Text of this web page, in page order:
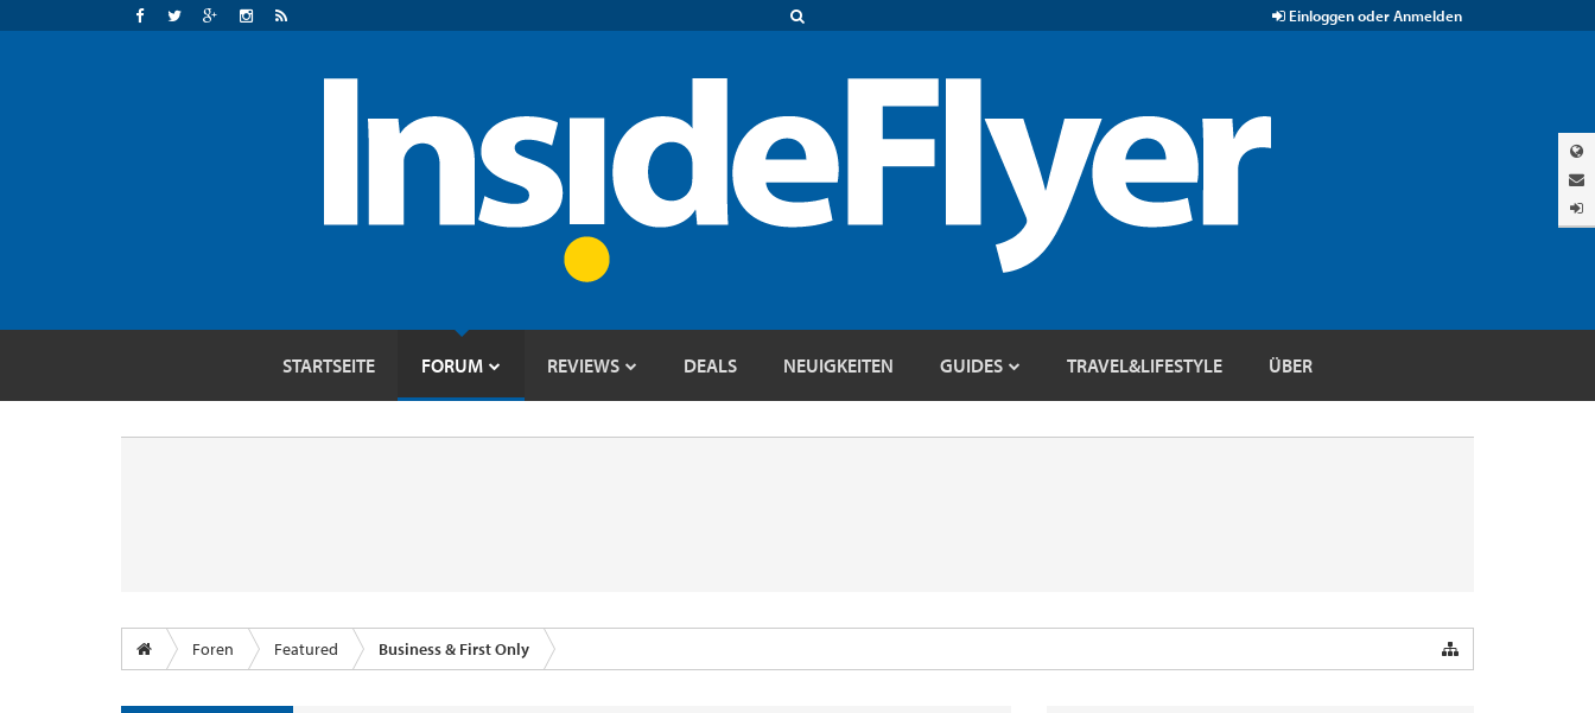
Einloggen oder Anmelden
STARTSEITE FORUM REVIEWS DEALS NEUIGKEITEN GUIDES TRAVEL&LIFESTYLE ÜBER
Foren Featured Business & First Only